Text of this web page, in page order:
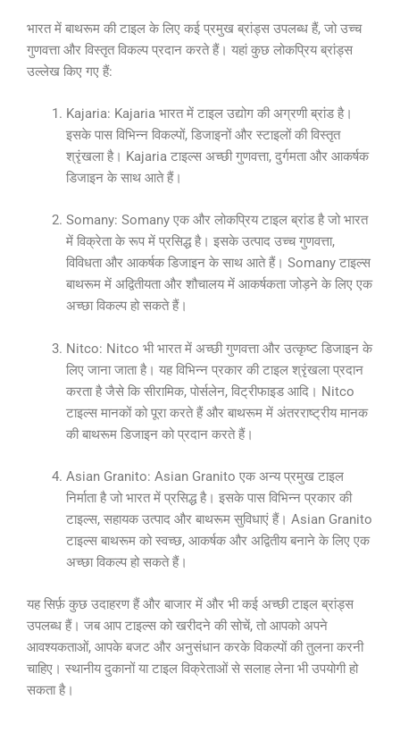
भारत में बाथरूम की टाइल के लिए कई प्रमुख ब्रांड्स उपलब्ध हैं, जो उच्च
गुणवत्ता और विस्तृत विकल्प प्रदान करते हैं। यहां कुछ लोकप्रिय ब्रांड्स
उल्लेख किए गए हैं:
Kajaria: Kajaria भारत में टाइल उद्योग की अग्रणी ब्रांड है।
इसके पास विभिन्न विकल्पों, डिजाइनों और स्टाइलों की विस्तृत
श्रृंखला है। Kajaria टाइल्स अच्छी गुणवत्ता, दुर्गमता और आकर्षक
डिजाइन के साथ आते हैं।
Somany: Somany एक और लोकप्रिय टाइल ब्रांड है जो भारत
में विक्रेता के रूप में प्रसिद्ध है। इसके उत्पाद उच्च गुणवत्ता,
विविधता और आकर्षक डिजाइन के साथ आते हैं। Somany टाइल्स
बाथरूम में अद्वितीयता और शौचालय में आकर्षकता जोड़ने के लिए एक
अच्छा विकल्प हो सकते हैं।
Nitco: Nitco भी भारत में अच्छी गुणवत्ता और उत्कृष्ट डिजाइन के
लिए जाना जाता है। यह विभिन्न प्रकार की टाइल श्रृंखला प्रदान
करता है जैसे कि सीरामिक, पोर्सलेन, विट्रीफाइड आदि। Nitco
टाइल्स मानकों को पूरा करते हैं और बाथरूम में अंतरराष्ट्रीय मानक
की बाथरूम डिजाइन को प्रदान करते हैं।
Asian Granito: Asian Granito एक अन्य प्रमुख टाइल
निर्माता है जो भारत में प्रसिद्ध है। इसके पास विभिन्न प्रकार की
टाइल्स, सहायक उत्पाद और बाथरूम सुविधाएं हैं। Asian Granito
टाइल्स बाथरूम को स्वच्छ, आकर्षक और अद्वितीय बनाने के लिए एक
अच्छा विकल्प हो सकते हैं।
यह सिर्फ़ कुछ उदाहरण हैं और बाजार में और भी कई अच्छी टाइल ब्रांड्स
उपलब्ध हैं। जब आप टाइल्स को खरीदने की सोचें, तो आपको अपने
आवश्यकताओं, आपके बजट और अनुसंधान करके विकल्पों की तुलना करनी
चाहिए। स्थानीय दुकानों या टाइल विक्रेताओं से सलाह लेना भी उपयोगी हो
सकता है।